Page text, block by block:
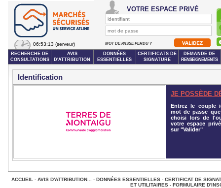
06:53:13 (serveur)
VOTRE ESPACE PRIVÉ
MOT DE PASSE PERDU ?
RECHERCHE DE
CONSULTATIONS
AVIS
D'ATTRIBUTION
DONNÉES
ESSENTIELLES
CERTIFICATS DE
SIGNATURE
DEMANDE DE
RENSEIGNEMENTS
Identification
JE POSSÈDE
Entrez le couple
mot de passe
choisi lors de
votre espace
sur "Valider"
ACCUEIL - AVIS D'ATTRIBUTION... - DONNÉES ESSENTIELLES- CERTIFICAT DE
ET UTILITAIRES - FORMULAIRE